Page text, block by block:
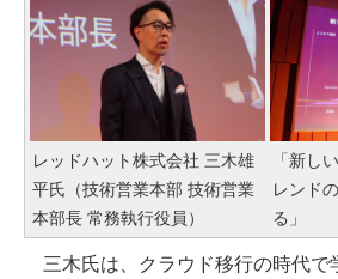
レッドハット株式会社 三木雄
平氏（技術営業本部 技術営業
本部長 常務執行役員）
「新し
レンド
る」
三木氏は、クラウド移行の時代で